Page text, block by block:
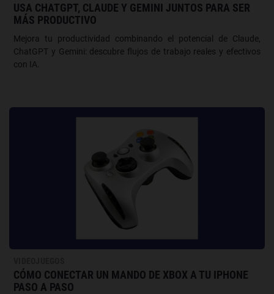
USA CHATGPT, CLAUDE Y GEMINI JUNTOS PARA SER
MÁS PRODUCTIVO
Mejora tu productividad combinando el potencial de Claude,
ChatGPT y Gemini: descubre flujos de trabajo reales y efectivos
con IA.
CÓMO CONECTAR UN MANDO DE XBOX A TU IPHONE
PASO A PASO